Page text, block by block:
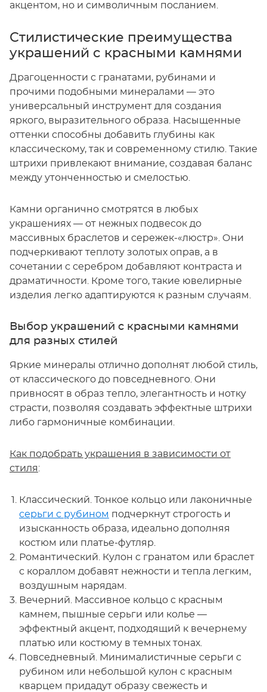
акцентом, но и символичным посланием.
Стилистические преимущества
украшений с красными камнями
Драгоценности с гранатами, рубинами и
прочими подобными минералами — это
универсальный инструмент для создания
яркого, выразительного образа. Насыщенные
оттенки способны добавить глубины как
классическому, так и современному стилю. Такие
штрихи привлекают внимание, создавая баланс
между утонченностью и смелостью.
Камни органично смотрятся в любых
украшениях — от нежных подвесок до
массивных браслетов и сережек-«люстр». Они
подчеркивают теплоту золотых оправ, а в
сочетании с серебром добавляют контраста и
драматичности. Кроме того, такие ювелирные
изделия легко адаптируются к разным случаям.
Выбор украшений с красными камнями
для разных стилей
Яркие минералы отлично дополнят любой стиль,
от классического до повседневного. Они
привносят в образ тепло, элегантность и нотку
страсти, позволяя создавать эффектные штрихи
либо гармоничные комбинации.
Как подобрать украшения в зависимости от
стиля:
Классический. Тонкое кольцо или лаконичные
серьги с рубином подчеркнут строгость и
изысканность образа, идеально дополняя
костюм или платье-футляр.
Романтический. Кулон с гранатом или браслет
с кораллом добавят нежности и тепла легким,
воздушным нарядам.
Вечерний. Массивное кольцо с красным
камнем, пышные серьги или колье —
эффектный акцент, подходящий к вечернему
платью или костюму в темных тонах.
Повседневный. Минималистичные серьги с
рубином или небольшой кулон с красным
кварцем придадут образу свежесть и